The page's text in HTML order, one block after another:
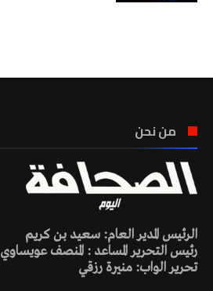
من نحن
الرئيس المدير العام: سعيد بن كريم
رئيس التحرير المساعد : المنصف عويساوي
تحرير الواب: منيرة رزقي